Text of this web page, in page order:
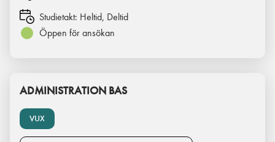
Studietakt: Heltid, Deltid
Öppen för ansökan
VUX
ADMINISTRATION BAS